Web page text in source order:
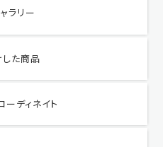
ラリー
た商品
ーディネイト